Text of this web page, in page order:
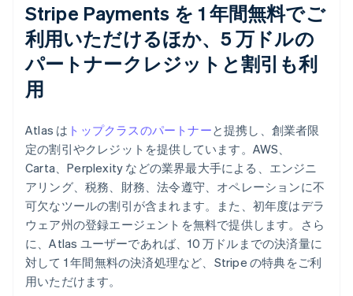
Stripe Payments を 1 年間無料でご
利用いただけるほか、5 万ドルの
パートナークレジットと割引も利
用
Atlas は トップクラスのパートナーと提携し、創業者限
定の割引やクレジットを提供しています。AWS、
Carta、Perplexity などの業界最大手による、エンジニ
アリング、税務、財務、法令遵守、オペレーションに不
可欠なツールの割引が含まれます。また、初年度はデラ
ウェア州の登録エージェントを無料で提供します。さら
に、Atlas ユーザーであれば、10 万ドルまでの決済量に
対して 1 年間無料の決済処理など、Stripe の特典をご利
用いただけます。
アイルランド